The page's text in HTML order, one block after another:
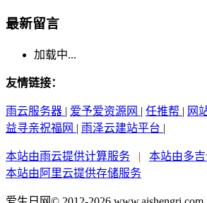
最新留言
加载中...
友情链接：
雨云服务器 | 爱予爱资源网 | 任推帮 | 网
益寻亲祝福网 | 雨泽云建站平台 |
本站由雨云提供计算服务 | 本站由多
本站由阿里云提供存储服务